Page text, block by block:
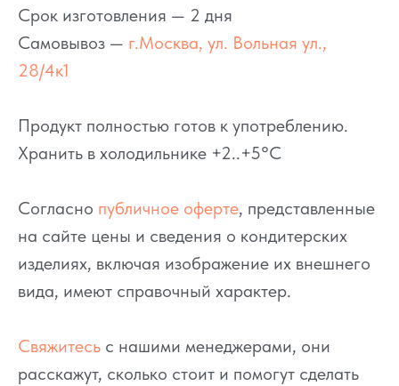
Срок изготовления — 2 дня
Самовывоз — г.Москва, ул. Вольная ул.,
28/4к1
Продукт полностью готов к употреблению.
Хранить в холодильнике +2..+5°C
Согласно публичное оферте, представленные
на сайте цены и сведения о кондитерских
изделиях, включая изображение их внешнего
вида, имеют справочный характер.
Свяжитесь с нашими менеджерами, они
расскажут, сколько стоит и помогут сделать